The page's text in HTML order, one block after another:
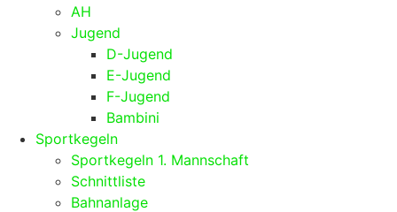
AH
Jugend
D-Jugend
E-Jugend
F-Jugend
Bambini
Sportkegeln
Sportkegeln 1. Mannschaft
Schnittliste
Bahnanlage